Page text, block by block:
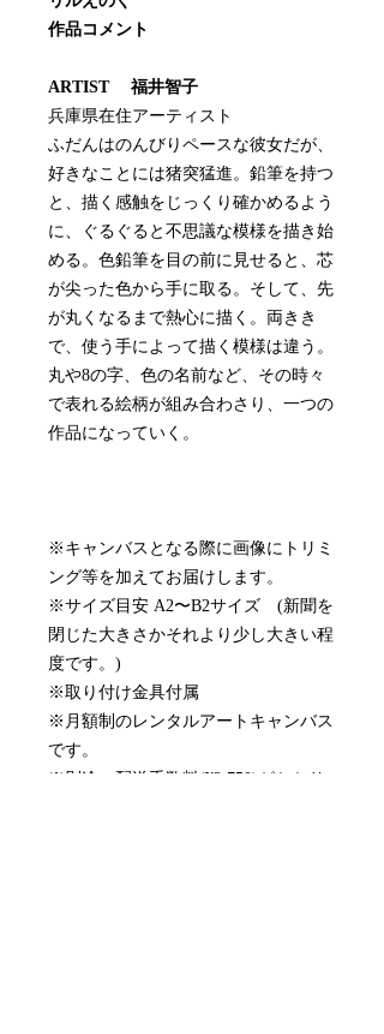
作品コメント
ARTIST 福井智子
兵庫県在住アーティスト
ふだんはのんびりペースな彼女だが、
好きなことには猪突猛進。鉛筆を持つ
と、描く感触をじっくり確かめるよう
に、ぐるぐると不思議な模様を描き始
める。色鉛筆を目の前に見せると、芯
が尖った色から手に取る。そして、先
が丸くなるまで熱心に描く。両きき
で、使う手によって描く模様は違う。
丸や8の字、色の名前など、その時々
で表れる絵柄が組み合わさり、一つの
作品になっていく。
※キャンバスとなる際に画像にトリミ
ング等を加えてお届けします。
※サイズ目安 A2〜B2サイズ (新聞を
閉じた大きさかそれより少し大きい程
度です。)
※取り付け金具付属
※月額制のレンタルアートキャンバス
です。
※別途、配送手数料(¥2,750)がかかり